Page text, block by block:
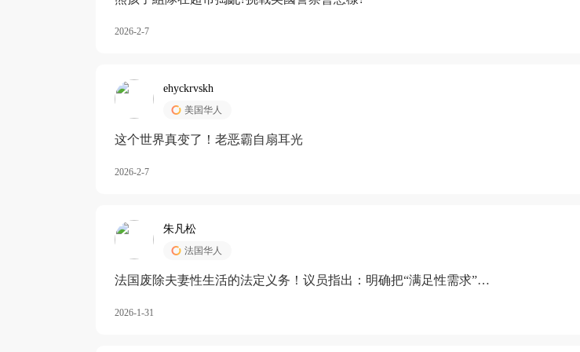
2026-2-7
ehyckrvskh
美国华人
这个世界真变了！老恶霸自扇耳光
2026-2-7
朱凡松
法国华人
法国废除夫妻性生活的法定义务！议员指出：明确把“满足性需求”排
2026-1-31